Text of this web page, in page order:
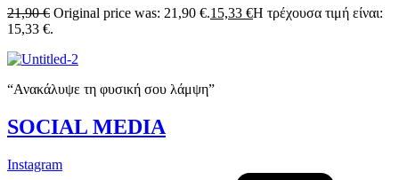
21,90€ Original price was: 21,90 €.15,33 €Η τρέχουσα τιμή είναι:
15,33 €.
“Ανακάλυψε τη φυσική σου λάμψη”
SOCIAL MEDIA
Instagram